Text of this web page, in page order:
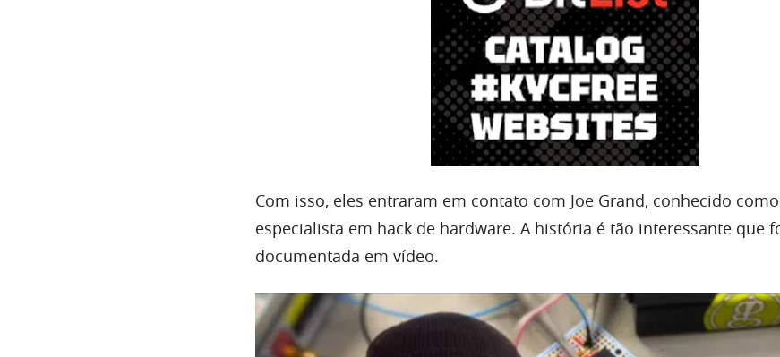
Com isso, eles entraram em contato com Joe Grand, conhecido
especialista em hack de hardware. A história é tão interessante que
documentada em vídeo.